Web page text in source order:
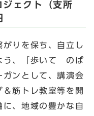
ェクト（支所
りを保ち、自立し
う、「歩いて のば
ンとして、講演会
筋トレ教室等を開
、地域の豊かな自